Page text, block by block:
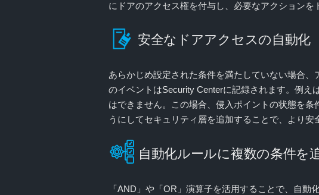
にドアのアクセス権を付与し、必要なアクションを
安全なドアアクセスの自動化
あらかじめ設定された条件を満たしていない場合
のイベントはSecurity Centerに記録されます。例
はできません。この場合、侵入ポイントの状態を
うにしてセキュリティ層を追加することで、より安
自動化ルールに複数の条件を
「AND」や「OR」演算子を活用することで、自